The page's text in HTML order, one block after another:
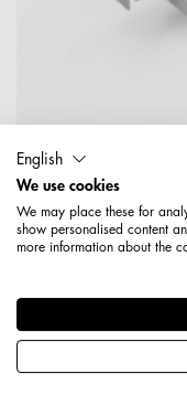
Halter mit
Preisschild flach,
English
We use cookies
We may place these for
show personalised content
more information about the